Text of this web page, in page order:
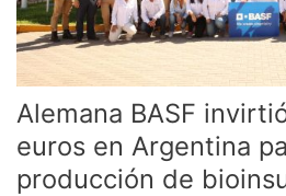
Alemana BASF
euros en Argentina
producción de
ampliar
su
de
bioinsumos